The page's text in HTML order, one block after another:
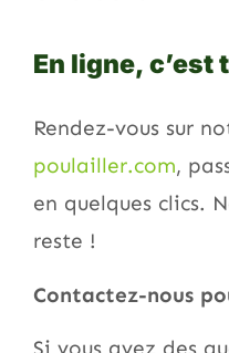
En ligne, c’est
Rendez-vous sur
poulailler.com,
en quelques clics.
reste !
Contactez-nous